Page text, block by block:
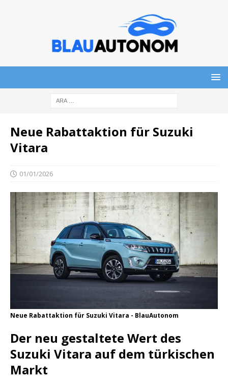
Neue Rabattaktion für Suzuki
Vitara
01/01/2026
Neue Rabattaktion für Suzuki Vitara - BlauAutonom
Der neu gestaltete Wert des
Suzuki Vitara auf dem türkischen
Markt